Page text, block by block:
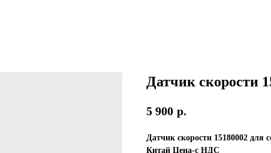
Датчик скорости
5 900 р.
Датчик скорости 15180002 для
Китай Цена-с НДС